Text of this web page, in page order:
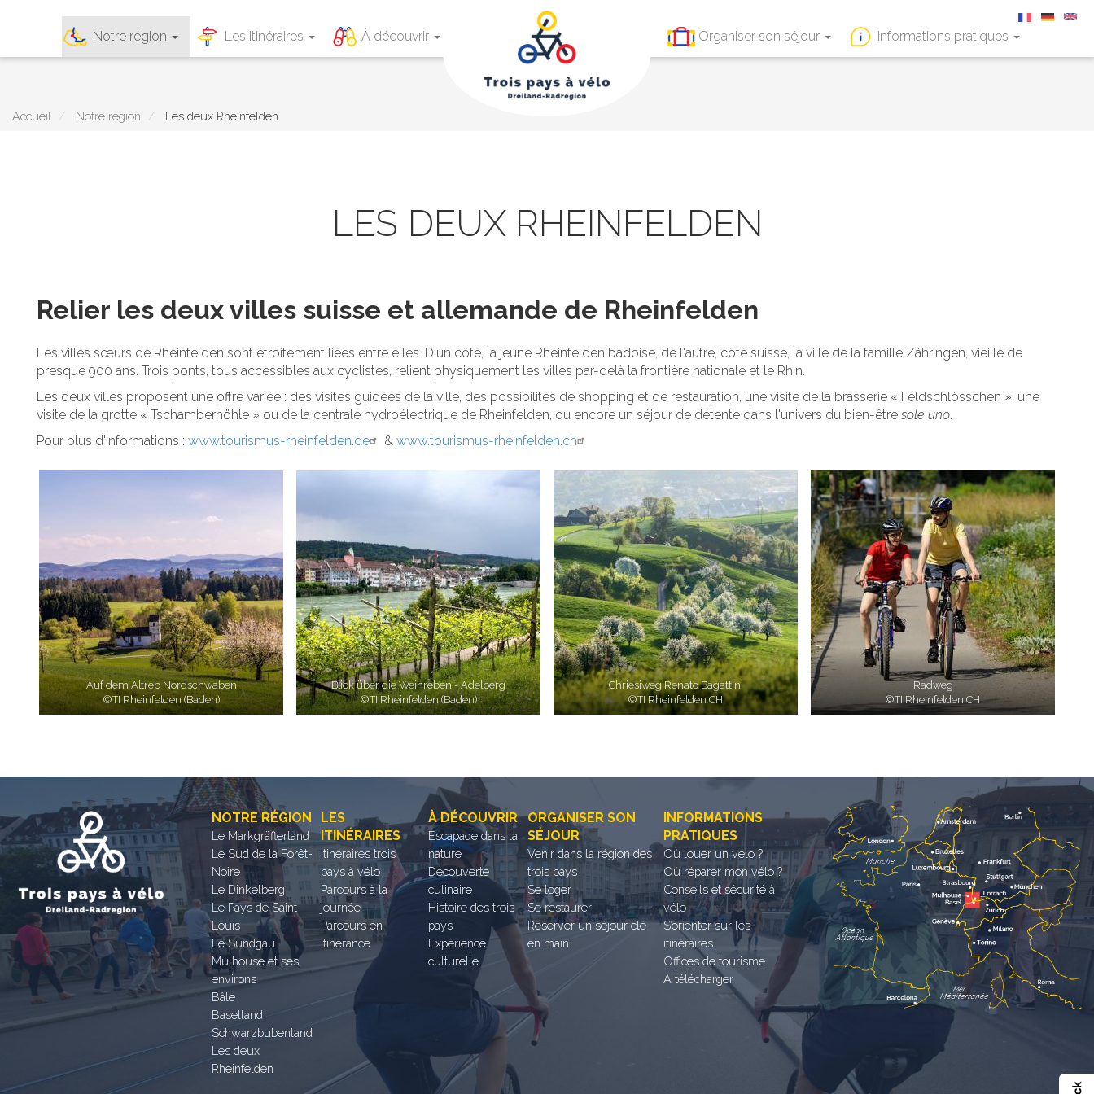
Aller
principal
navigation
Notre région Les itinéraires À découvrir Organiser son séjour Informations pratiques
Accueil Notre région Les deux Rheinfelden
LES DEUX RHEINFELDEN
Relier les deux villes suisse et allemande de Rheinfelden
Les villes sœurs de Rheinfelden sont étroitement liées entre elles. D'un côté, la jeune Rheinfelden badoise, de l'autre, côté suisse, la ville de la famille Zähringen, vieille de
presque 900 ans. Trois ponts, tous accessibles aux cyclistes, relient physiquement les villes par-delà la frontière nationale et le Rhin.
Les deux villes proposent une offre variée : des visites guidées de la ville, des possibilités de shopping et de restauration, une visite de la brasserie « Feldschlösschen », une
visite de la grotte « Tschamberhöhle » ou de la centrale hydroélectrique de Rheinfelden, ou encore un séjour de détente dans l'univers du bien-être sole uno.
Pour plus d'informations : www.tourismus-rheinfelden.de & www.tourismus-rheinfelden.ch
Auf dem Altreb Nordschwaben
©TI Rheinfelden (Baden)
Blick über die Weinreben - Adelberg
©TI Rheinfelden (Baden)
Chriesiweg Renato Bagattini
©TI Rheinfelden CH
Radweg
©TI Rheinfelden CH
NOTRE RÉGION
Le Markgräflerland
Le Sud de la Forêt-
Noire
Le Dinkelberg
Le Pays de Saint
Louis
Le Sundgau
Mulhouse et ses
environs
Bâle
Baselland
Schwarzbubenland
Les deux
Rheinfelden
LES
ITINÉRAIRES
Itinéraires trois
pays à vélo
Parcours à la
journée
Parcours en
itinérance
À DÉCOUVRIR
Escapade dans la
nature
Découverte
culinaire
Histoire des trois
pays
Expérience
culturelle
ORGANISER SON
SÉJOUR
Venir dans la région des
trois pays
Se loger
Se restaurer
Réserver un séjour clé
en main
INFORMATIONS
PRATIQUES
Où louer un vélo ?
Où réparer mon vélo ?
Conseils et sécurité à
vélo
S’orienter sur les
itinéraires
Offices de tourisme
A télécharger